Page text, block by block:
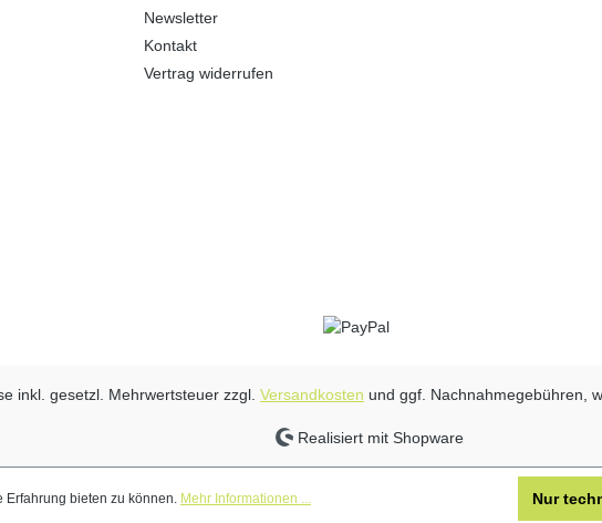
Newsletter
Kontakt
Vertrag widerrufen
inkl. gesetzl. Mehrwertsteuer zzgl. Versandkosten und ggf. Nachnahmegebühren,
Realisiert mit Shopware
Erfahrung bieten zu können. Mehr Informationen ... Nur